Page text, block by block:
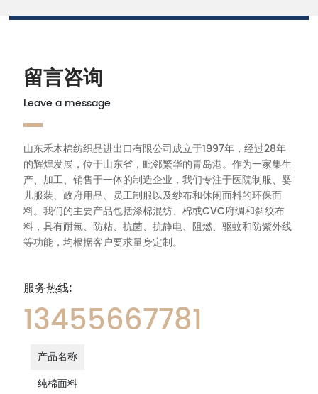
留言咨询
Leave a message
山东禾木棉纺织品进出口有限公司成立于1997年，经过28年
的辉煌发展，位于山东省，毗邻繁华的青岛港。作为一家集生
产、加工、销售于一体的制造企业，我们专注于医院制服、婴
儿服装、政府用品、员工制服以及纱布和休闲面料的环保面
料。我们的主要产品包括涤棉混纺、棉或CVC府绸和斜纹布
料，具有耐氯、防粘、抗菌、抗静电、阻燃、驱蚊和防紫外线
等功能，均根据客户要求量身定制。
服务热线:
13455667781
产品名称
纯棉面料